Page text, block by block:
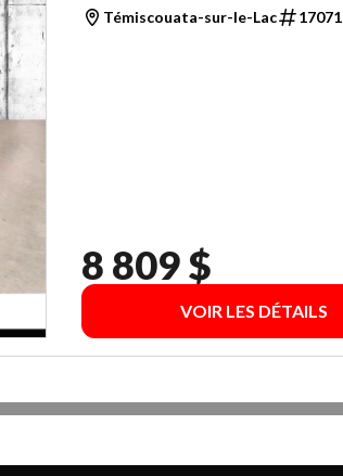
Témiscouata-sur-le-Lac 17071
8 809 $
VOIR LES DÉTAILS